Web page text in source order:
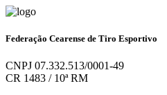
Federação Cearense de Tiro Esportivo
CNPJ 07.332.513/0001-49
CR 1483 / 10ª RM